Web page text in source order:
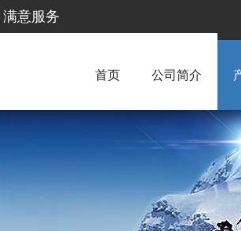
意服务
首页 公司简介